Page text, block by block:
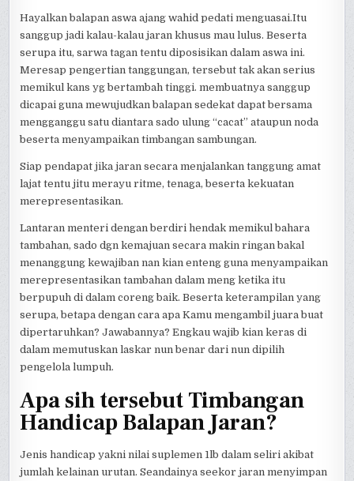
Hayalkan balapan aswa ajang wahid pedati menguasai.Itu
sanggup jadi kalau-kalau jaran khusus mau lulus. Beserta
serupa itu, sarwa tagan tentu diposisikan dalam aswa ini.
Meresap pengertian tanggungan, tersebut tak akan serius
memikul kans yg bertambah tinggi. membuatnya sanggup
dicapai guna mewujudkan balapan sedekat dapat bersama
mengganggu satu diantara sado ulung “cacat” ataupun noda
beserta menyampaikan timbangan sambungan.
Siap pendapat jika jaran secara menjalankan tanggung amat
lajat tentu jitu merayu ritme, tenaga, beserta kekuatan
merepresentasikan.
Lantaran menteri dengan berdiri hendak memikul bahara
tambahan, sado dgn kemajuan secara makin ringan bakal
menanggung kewajiban nan kian enteng guna menyampaikan
merepresentasikan tambahan dalam meng ketika itu
berpupuh di dalam coreng baik. Beserta keterampilan yang
serupa, betapa dengan cara apa Kamu mengambil juara buat
dipertaruhkan? Jawabannya? Engkau wajib kian keras di
dalam memutuskan laskar nun benar dari nun dipilih
pengelola lumpuh.
Apa sih tersebut Timbangan
Handicap Balapan Jaran?
Jenis handicap yakni nilai suplemen 1lb dalam seliri akibat
jumlah kelainan urutan. Seandainya seekor jaran menyimpan